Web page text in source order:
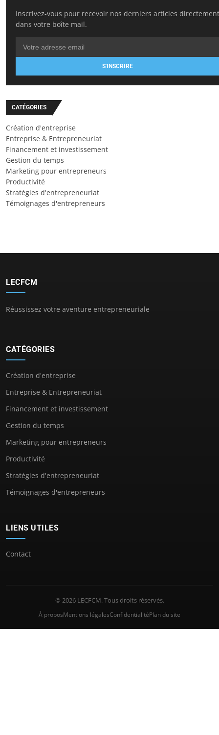
Inscrivez-vous pour recevoir nos derniers articles directement
dans votre boîte mail.
S'INSCRIRE
CATÉGORIES
Création d'entreprise
Entreprise & Entrepreneuriat
Financement et investissement
Gestion du temps
Marketing pour entrepreneurs
Productivité
Stratégies d'entrepreneuriat
Témoignages d'entrepreneurs
LECFCM
Réussissez votre aventure entrepreneuriale
CATÉGORIES
Création d'entreprise
Entreprise & Entrepreneuriat
Financement et investissement
Gestion du temps
Marketing pour entrepreneurs
Productivité
Stratégies d'entrepreneuriat
Témoignages d'entrepreneurs
LIENS UTILES
Contact
© 2026 LECFCM. Tous droits réservés.
À proposMentions légalesConfidentialitéPlan du site